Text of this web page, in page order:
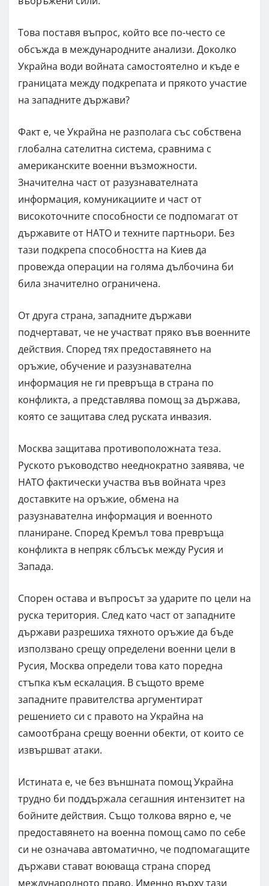
Това поставя въпрос, който все по-често се
обсъжда в международните анализи. Доколко
Украйна води войната самостоятелно и къде е
границата между подкрепата и прякото участие
на западните държави?
Факт е, че Украйна не разполага със собствена
глобална сателитна система, сравнима с
американските военни възможности.
Значителна част от разузнавателната
информация, комуникациите и част от
високоточните способности се подпомагат от
държавите от НАТО и техните партньори. Без
тази подкрепа способността на Киев да
провежда операции на голяма дълбочина би
била значително ограничена.
От друга страна, западните държави
подчертават, че не участват пряко във военните
действия. Според тях предоставянето на
оръжие, обучение и разузнавателна
информация не ги превръща в страна по
конфликта, а представлява помощ за държава,
която се защитава след руската инвазия.
Москва защитава противоположната теза.
Руското ръководство нееднократно заявява, че
НАТО фактически участва във войната чрез
доставките на оръжие, обмена на
разузнавателна информация и военното
планиране. Според Кремъл това превръща
конфликта в непряк сблъсък между Русия и
Запада.
Спорен остава и въпросът за ударите по цели на
руска територия. След като част от западните
държави разрешиха тяхното оръжие да бъде
използвано срещу определени военни цели в
Русия, Москва определи това като поредна
стъпка към ескалация. В същото време
западните правителства аргументират
решението си с правото на Украйна на
самоотбрана срещу военни обекти, от които се
извършват атаки.
Истината е, че без външната помощ Украйна
трудно би поддържала сегашния интензитет на
бойните действия. Също толкова вярно е, че
предоставянето на военна помощ само по себе
си не означава автоматично, че подпомагащите
държави стават воюваща страна според
международното право. Именно върху тази